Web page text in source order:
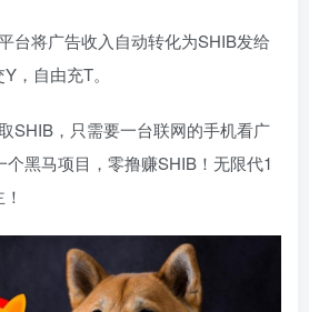
台将广告收入自动转化为SHIB发给
，自由充T。
SHIB，只需要一台联网的手机看广
黑马项目，零撸赚SHIB！无限代1